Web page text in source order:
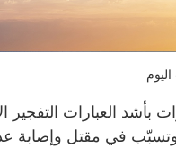
بأشد العبارات
في مقتل وإصابة